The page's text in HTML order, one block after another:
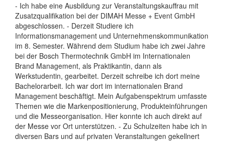
- Ich habe eine Ausbildung zur Veranstaltungskauffrau mit
Zusatzqualifikation bei der DIMAH Messe + Event GmbH
abgeschlossen. - Derzeit Studiere ich
Informationsmanagement und Unternehmenskommunikation
im 8. Semester. Während dem Studium habe ich zwei Jahre
bei der Bosch Thermotechnik GmbH im Internationalen
Brand Management, als Praktikantin, dann als
Werkstudentin, gearbeitet. Derzeit schreibe ich dort meine
Bachelorarbeit. Ich war dort im internationalen Brand
Management beschäftigt. Mein Aufgabenspektrum umfasste
Themen wie die Markenpositionierung, Produkteinführungen
und die Messeorganisation. Hier konnte ich auch direkt auf
der Messe vor Ort unterstützen. - Zu Schulzeiten habe ich in
diversen Bars und auf privaten Veranstaltungen gekellnert